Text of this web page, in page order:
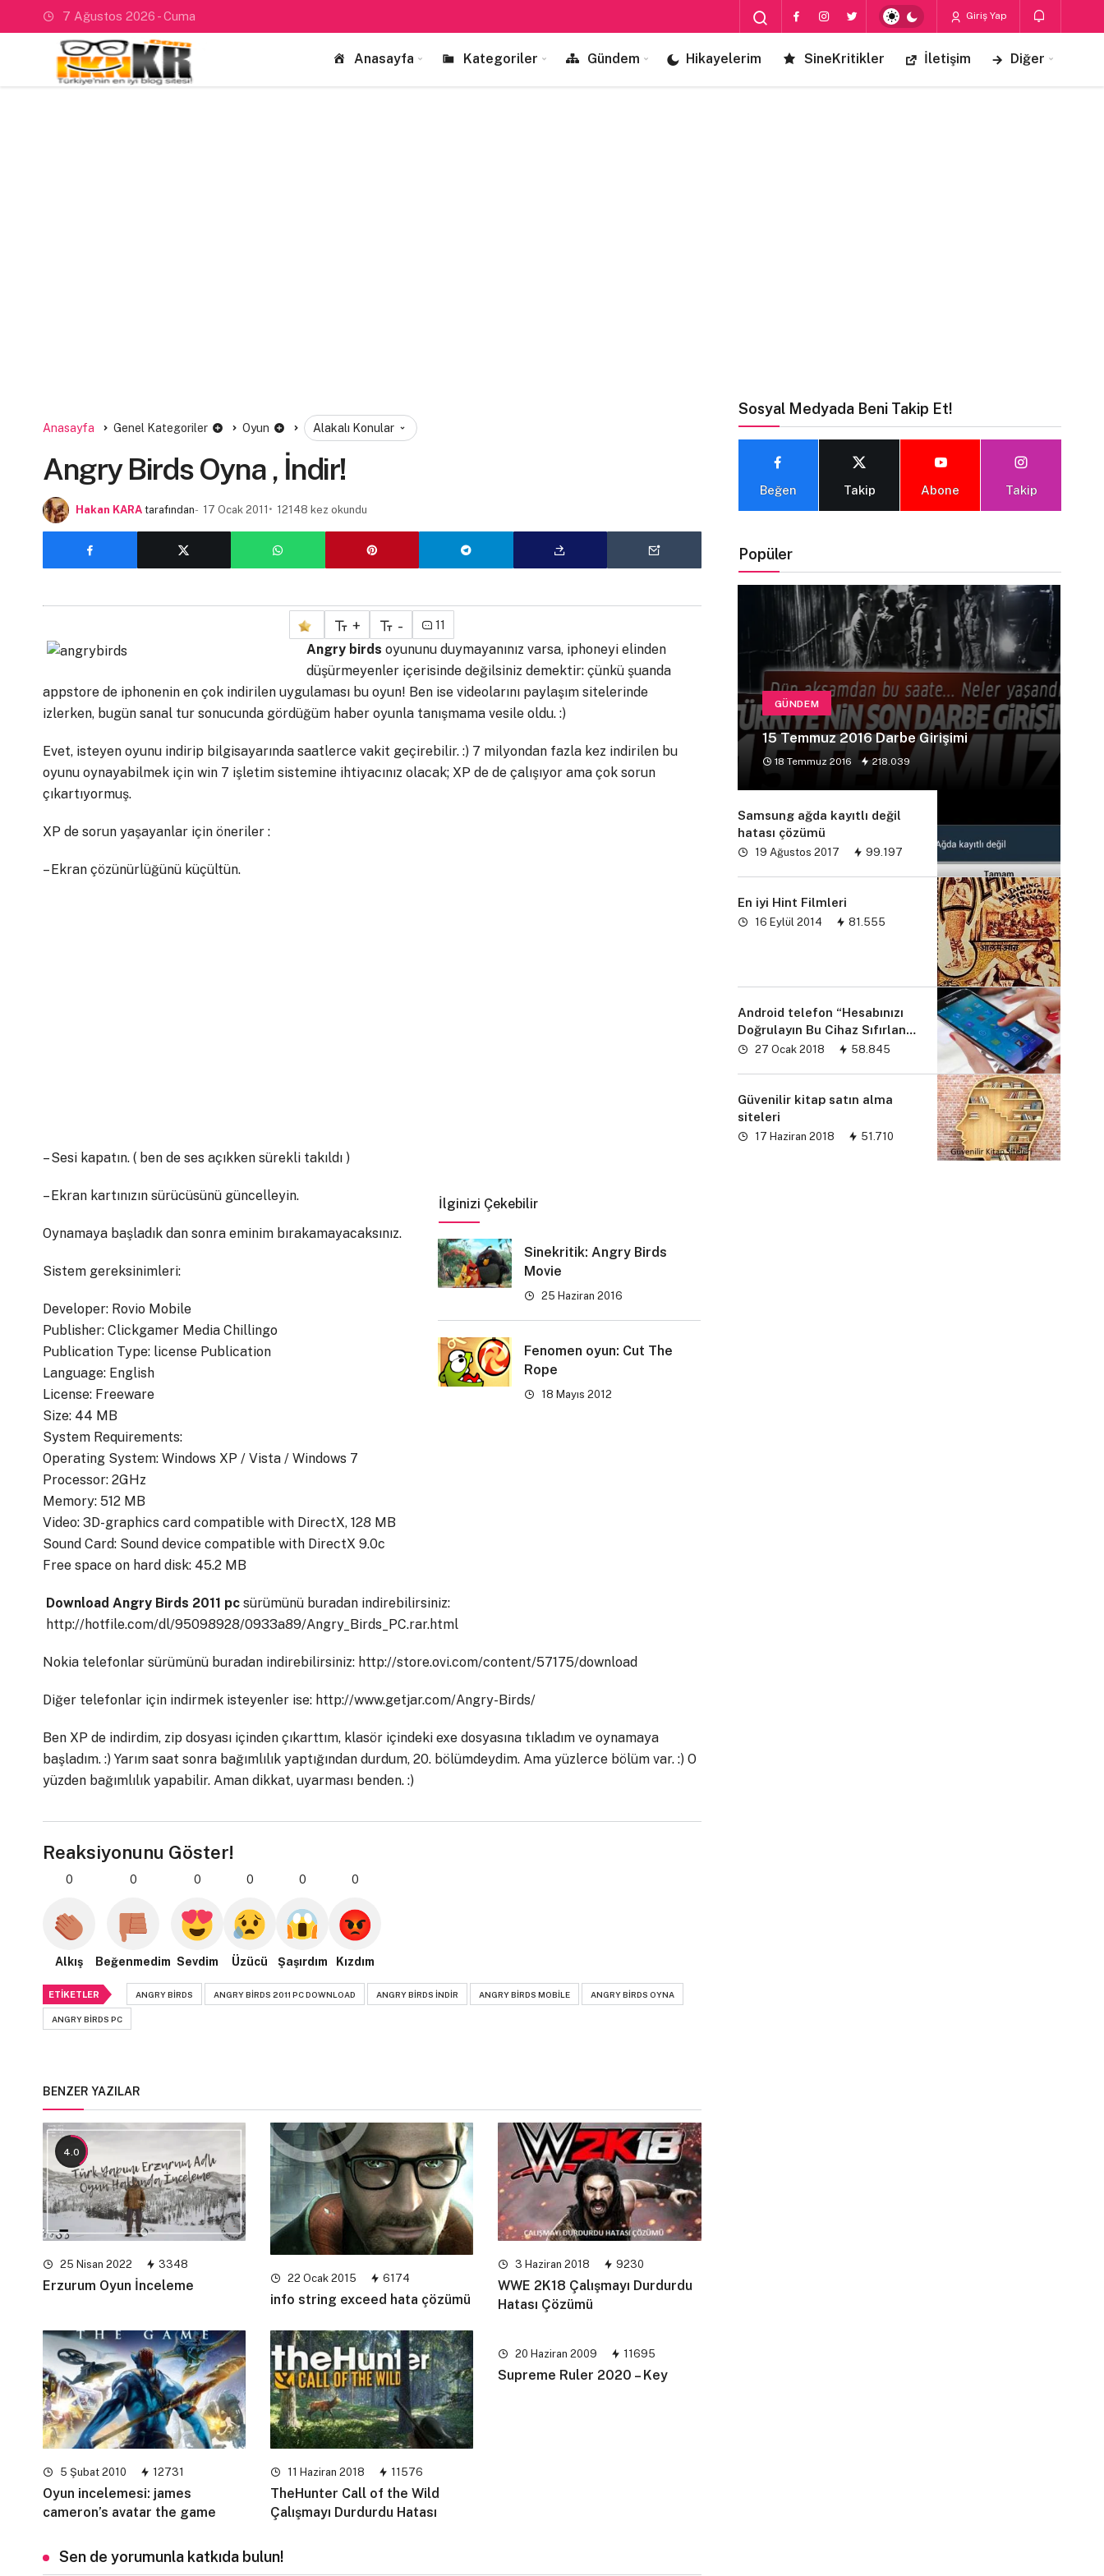
7 Ağustos 2026 - Cuma Giriş Yap
Anasayfa Kategoriler Gündem Hikayelerim SineKritikler İletişim Diğer
Anasayfa Genel Kategoriler Oyun Alakalı Konular
Angry Birds Oyna , İndir!
Hakan KARA tarafından 17 Ocak 2011 12148 kez okundu
+ - 11
Angry birds oyununu duymayanınız varsa, iphoneyi elinden
düşürmeyenler içerisinde değilsiniz demektir: çünkü şuanda
appstore de iphonenin en çok indirilen uygulaması bu oyun! Ben ise videolarını paylaşım sitelerinde
izlerken, bugün sanal tur sonucunda gördüğüm haber oyunla tanışmama vesile oldu. :)
Evet, isteyen oyunu indirip bilgisayarında saatlerce vakit geçirebilir. :) 7 milyondan fazla kez indirilen bu
oyunu oynayabilmek için win 7 işletim sistemine ihtiyacınız olacak; XP de de çalışıyor ama çok sorun
çıkartıyormuş.
XP de sorun yaşayanlar için öneriler :
– Ekran çözünürlüğünü küçültün.
– Sesi kapatın. ( ben de ses açıkken sürekli takıldı )
İlginizi Çekebilir
Sinekritik: Angry Birds
Movie
25 Haziran 2016
Fenomen oyun: Cut The
Rope
18 Mayıs 2012
– Ekran kartınızın sürücüsünü güncelleyin.
Oynamaya başladık dan sonra eminim bırakamayacaksınız.
Sistem gereksinimleri:
Developer: Rovio Mobile
Publisher: Clickgamer Media Chillingo
Publication Type: license Publication
Language: English
License: Freeware
Size: 44 MB
System Requirements:
Operating System: Windows XP / Vista / Windows 7
Processor: 2GHz
Memory: 512 MB
Video: 3D-graphics card compatible with DirectX, 128 MB
Sound Card: Sound device compatible with DirectX 9.0c
Free space on hard disk: 45.2 MB
Download Angry Birds 2011 pc sürümünü buradan indirebilirsiniz:
http://hotfile.com/dl/95098928/0933a89/Angry_Birds_PC.rar.html
Nokia telefonlar sürümünü buradan indirebilirsiniz: http://store.ovi.com/content/57175/download
Diğer telefonlar için indirmek isteyenler ise: http://www.getjar.com/Angry-Birds/
Ben XP de indirdim, zip dosyası içinden çıkarttım, klasör içindeki exe dosyasına tıkladım ve oynamaya
başladım. :) Yarım saat sonra bağımlılık yaptığından durdum, 20. bölümdeydim. Ama yüzlerce bölüm var. :) O
yüzden bağımlılık yapabilir. Aman dikkat, uyarması benden. :)
Reaksiyonunu Göster!
0
Alkış
0
Beğenmedim
0
Sevdim
0
Üzücü
0
Şaşırdım
0
Kızdım
ETIKETLER ANGRY BIRDS ANGRY BIRDS 2011 PC DOWNLOAD ANGRY BIRDS INDIR ANGRY BIRDS MOBILE ANGRY BIRDS OYNA
ANGRY BIRDS PC
BENZER YAZILAR
4.0
25 Nisan 2022 3348
Erzurum Oyun İnceleme 22 Ocak 2015 6174
info string exceed hata çözümü
3 Haziran 2018 9230
WWE 2K18 Çalışmayı Durdurdu
Hatası Çözümü
5 Şubat 2010 12731
Oyun incelemesi: james
cameron’s avatar the game
11 Haziran 2018 11576
TheHunter Call of the Wild
Çalışmayı Durdurdu Hatası
20 Haziran 2009 11695
Supreme Ruler 2020 – Key
Sen de yorumunla katkıda bulun!
Sosyal Medyada Beni Takip Et!
Beğen Takip Abone Takip
Popüler
GÜNDEM
15 Temmuz 2016 Darbe Girişimi
18 Temmuz 2016 218.039
Samsung ağda kayıtlı değil
hatası çözümü
19 Ağustos 2017 99.197
En iyi Hint Filmleri
16 Eylül 2014 81.555
Android telefon “Hesabınızı
Doğrulayın Bu Cihaz Sıfırlandı
sorunu” çözümü
27 Ocak 2018 58.845
Güvenilir kitap satın alma
siteleri
17 Haziran 2018 51.710